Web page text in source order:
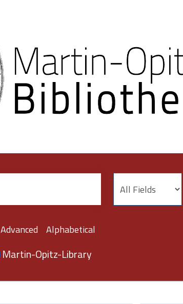
Advanced Alphabetical
Martin-Opitz-Library